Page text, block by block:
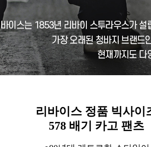
리바이스 정품 빅사이
578 배기 카고 팬츠